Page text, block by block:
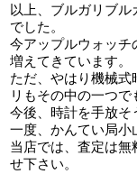
以上、ブルガリブ
でした。
今アップルウォッチ
増えてきています。
ただ、やはり機械
リもその中の一つで
今後、時計を手放そ
一度、かんてい局小
当店では、査定は
せ下さい。